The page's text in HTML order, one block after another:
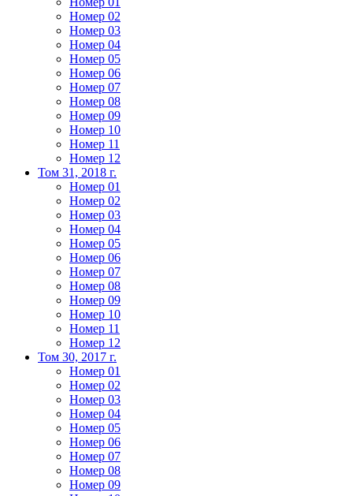
Номер 02
Номер 03
Номер 04
Номер 05
Номер 06
Номер 07
Номер 08
Номер 09
Номер 10
Номер 11
Номер 12
Том 31, 2018 г.
Номер 01
Номер 02
Номер 03
Номер 04
Номер 05
Номер 06
Номер 07
Номер 08
Номер 09
Номер 10
Номер 11
Номер 12
Том 30, 2017 г.
Номер 01
Номер 02
Номер 03
Номер 04
Номер 05
Номер 06
Номер 07
Номер 08
Номер 09